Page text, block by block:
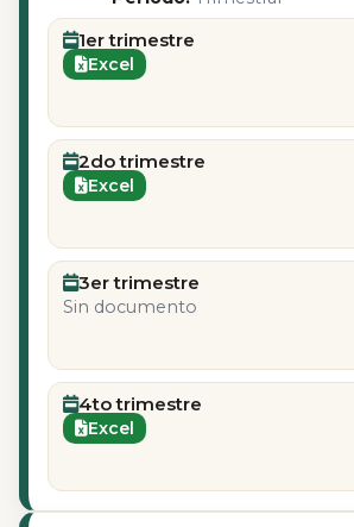
1er trimestre
Excel
2do trimestre
Excel
3er trimestre
Sin documento
4to trimestre
Excel